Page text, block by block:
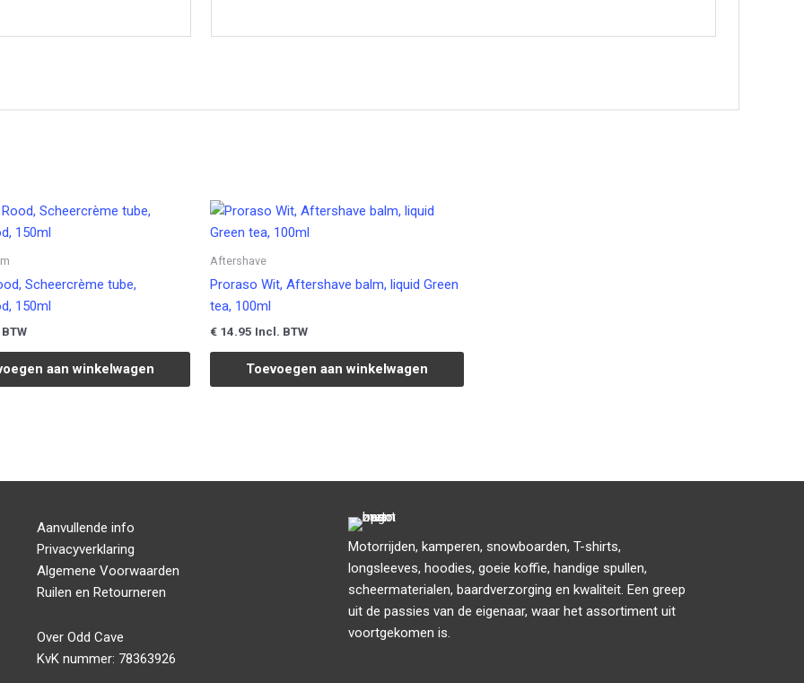
Scheercrème tube,
150ml
aan winkelwagen
Aftershave
Proraso Wit, Aftershave balm, liquid Green
tea, 100ml
€ 14.95 Incl. BTW
Toevoegen aan winkelwagen
Aanvullende info
Privacyverklaring
Algemene Voorwaarden
Ruilen en Retourneren
Over Odd Cave
KvK nummer: 78363926
Motorrijden, kamperen, snowboarden, T-shirts,
longsleeves, hoodies, goeie koffie, handige spullen,
scheermaterialen, baardverzorging en kwaliteit. Een greep
uit de passies van de eigenaar, waar het assortiment uit
voortgekomen is.